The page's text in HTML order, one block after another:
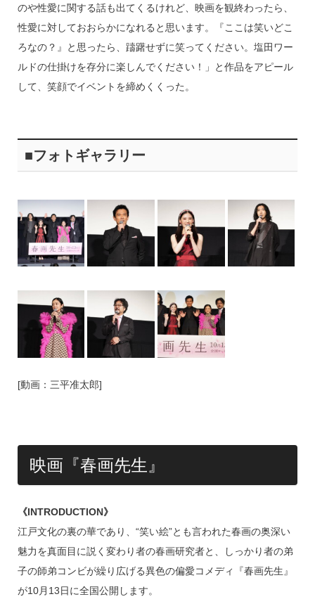
のや性愛に関する話も出てくるけれど、映画を観終わったら、
性愛に対しておおらかになれると思います。『ここは笑いどこ
ろなの？』と思ったら、躊躇せずに笑ってください。塩田ワー
ルドの仕掛けを存分に楽しんでください！」と作品をアピール
して、笑顔でイベントを締めくくった。
■フォトギャラリー
[動画：三平准太郎]
映画『春画先生』
《INTRODUCTION》
江戸文化の裏の華であり、“笑い絵”とも言われた春画の奥深い
魅力を真面目に説く変わり者の春画研究者と、しっかり者の弟
子の師弟コンビが繰り広げる異色の偏愛コメディ『春画先生』
が10月13日に全国公開します。